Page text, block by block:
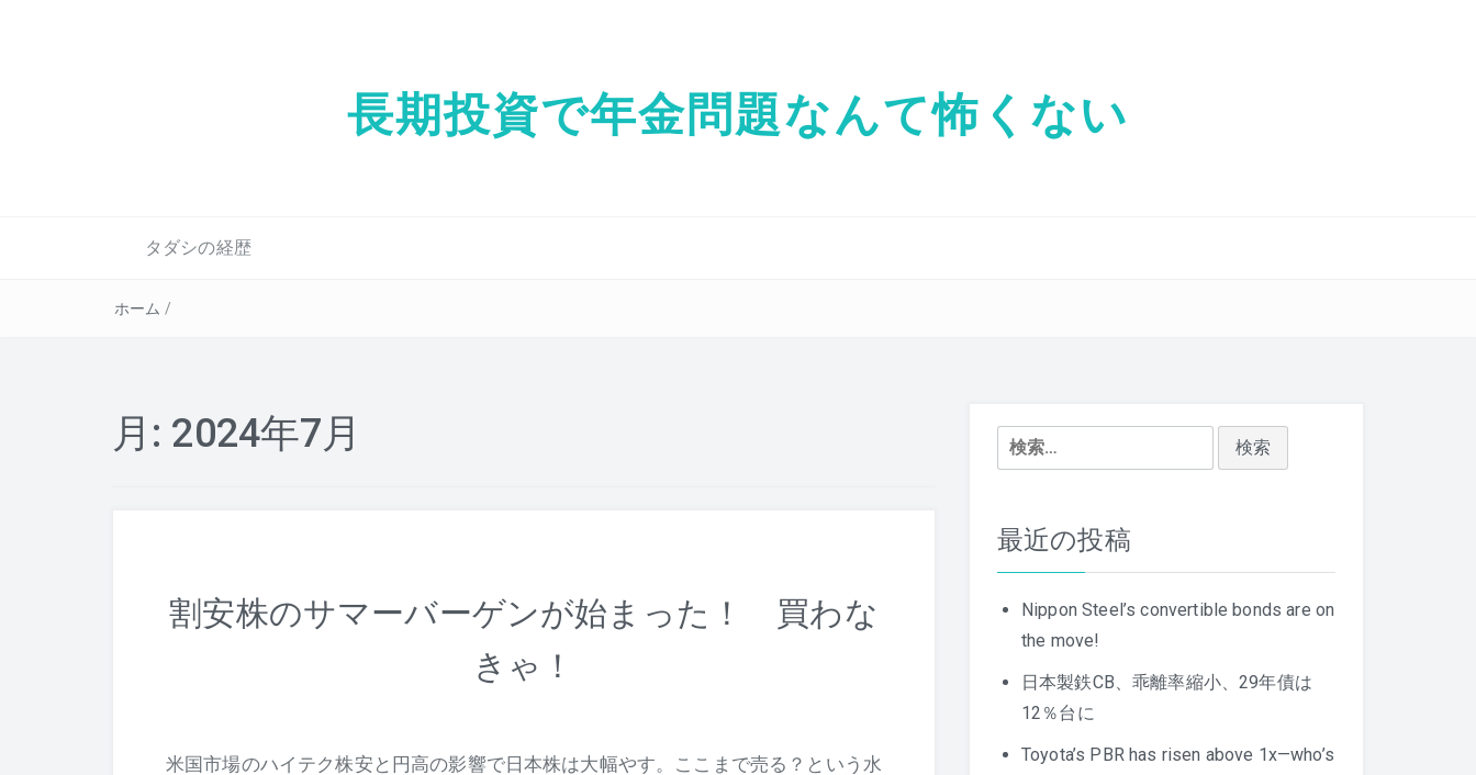
長期投資で年金問題なんて怖くない
タダシの経歴
ホーム /
月: 2024年7月
割安株のサマーバーゲンが始まった！ 買わな
きゃ！
米国市場のハイテク株安と円高の影響で日本株は大幅やす。ここまで売る？という水
検
索:
最近の投稿
Nippon Steel’s convertible bonds are on
the move!
日本製鉄CB、乖離率縮小、29年債は
12％台に
Toyota’s PBR has risen above 1x—who’s